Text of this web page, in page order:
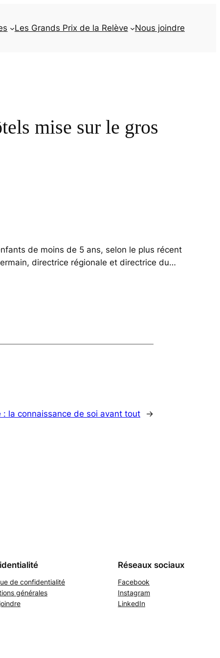
Les Grands Prix de la Relève Nous joindre
mise sur le gros
de moins de 5 ans, selon le plus récent
directrice régionale et directrice du…
: la connaissance de soi avant tout →
de confidentialité
générales
Réseaux sociaux
Facebook
Instagram
LinkedIn